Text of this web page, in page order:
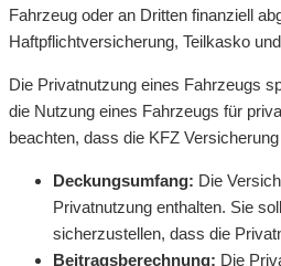
Fahrzeug oder an Dritten finanziell
Haftpflichtversicherung, Teilkasko
Die Privatnutzung eines Fahrzeugs
die Nutzung eines Fahrzeugs für
beachten, dass die KFZ
Deckungsumfang: Die
Privatnutzung enthalten. Sie
sicherzustellen, dass die
Beitragsberechnung: Die